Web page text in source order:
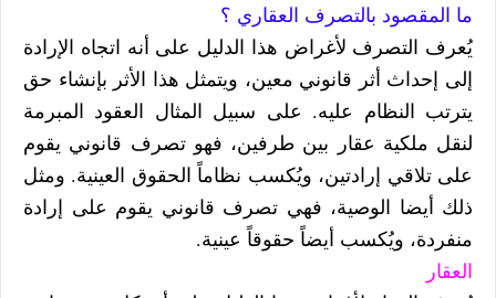
ما المقصود بالتصرف العقاري ؟
يُعرف التصرف لأغراض هذا الدليل على أنه اتجاه الإرادة
إلى إحداث أثر قانوني معين، ويتمثل هذا الأثر بإنشاء حق
يترتب النظام عليه. على سبيل المثال العقود المبرمة
لنقل ملكية عقار بين طرفين، فهو تصرف قانوني يقوم
على تلاقي إرادتين، ويُكسب نظاماً الحقوق العينية. ومثل
ذلك أيضا الوصية، فهي تصرف قانوني يقوم على إرادة
منفردة، ويُكسب أيضاً حقوقاً عينية.
العقار